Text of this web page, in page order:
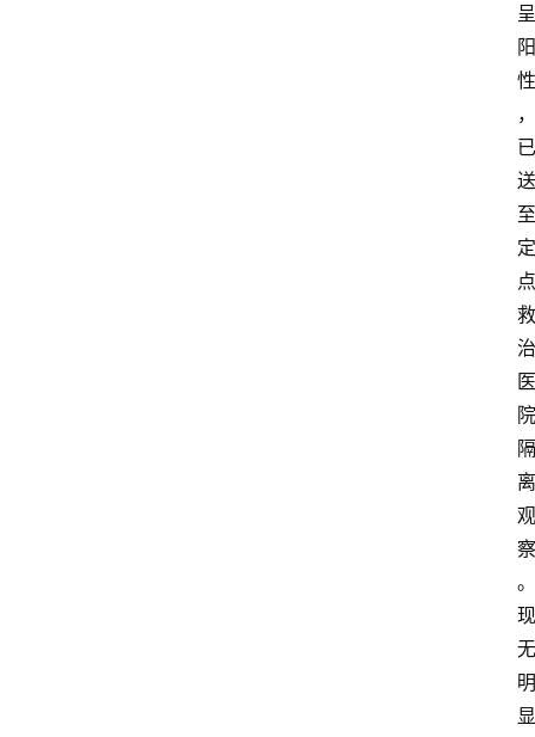
呈
阳
性
，
已
送
至
定
点
救
治
医
院
隔
离
观
察
。
现
无
明
显